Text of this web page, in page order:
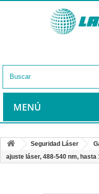
MENÚ
Seguridad Láser
ajuste láser, 488-540 nm, hasta